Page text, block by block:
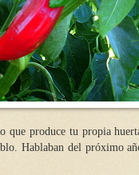
que produce tu propia
Hablaban del próximo